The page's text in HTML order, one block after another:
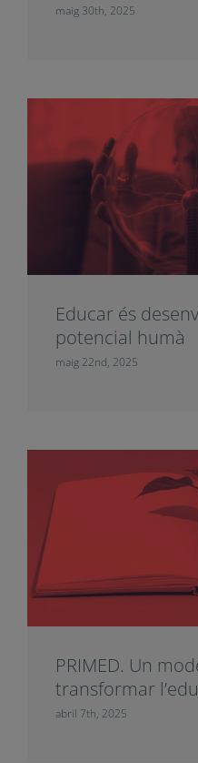
maig 30th, 2025
Educar és
potencial humà
maig 22nd, 2025
PRIMED. Un
transformar
abril 7th, 2025